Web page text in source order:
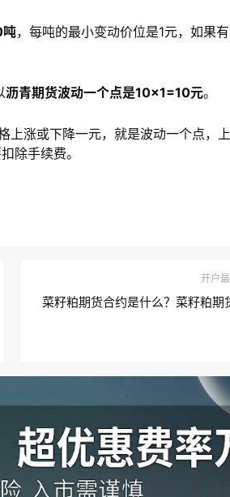
吨，每吨的最小变动价位是1元，如果
沥青期货波动一个点是10×1=10元。
涨或下降一元，就是波动一个点，
除手续费。
开户
菜籽粕期货合约是什么？菜籽粕期